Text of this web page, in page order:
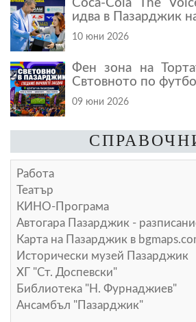
Coca-Cola The
идва в Пазарджик
10 юни 2026
Фен зона на
Свтовното по
09 юни 2026
Работа
Театър
КИНО-Програма
Автогара Пазарджик -
Карта на Пазарджик в
Исторически музей Пазарджик
ХГ "Ст. Доспевски"
Библиотека "Н. Фурнаджиев"
Ансамбъл "Пазарджик"